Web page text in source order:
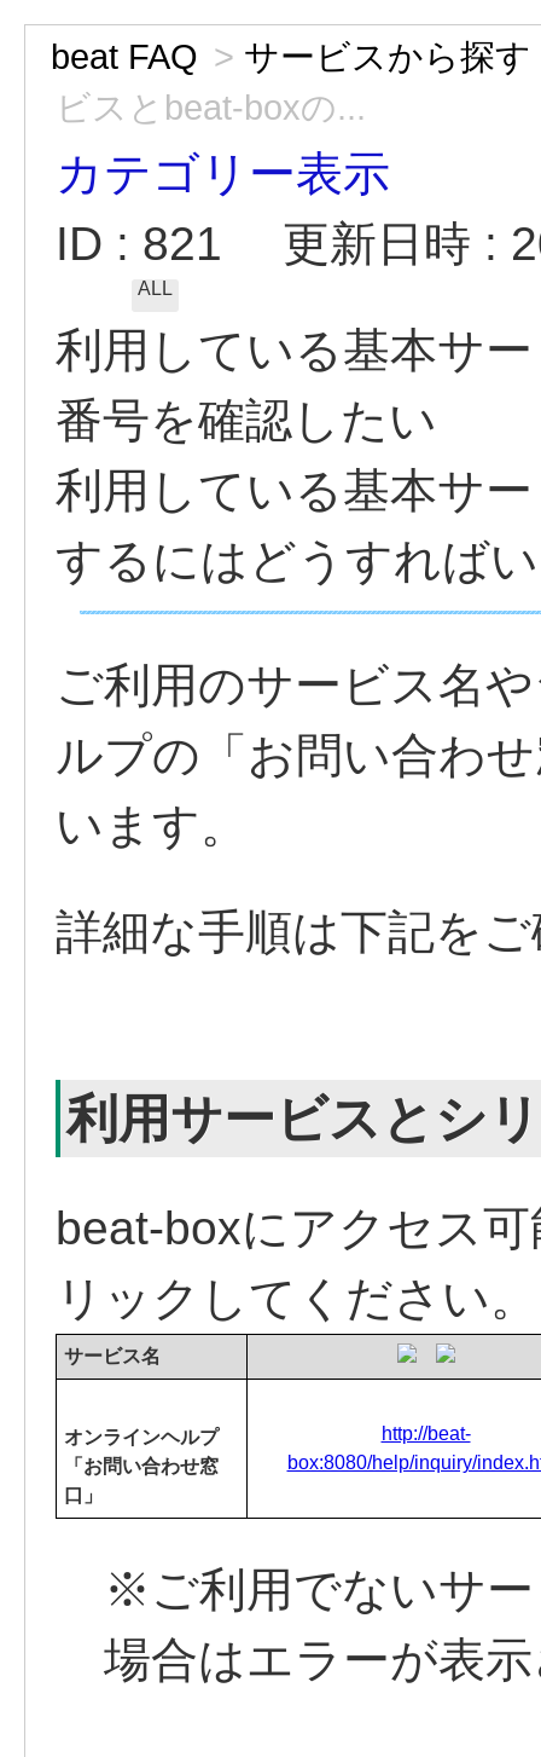
beat FAQ > サービスから探す
ビスとbeat-boxの...
カテゴリー表示
ID : 821
更新日時 :
ALL
利用している基本サ
番号を確認したい
利用している基本サ
するにはどうすれば
ご利用のサービス名
ルプの「お問い合わ
います。
詳細な手順は下記を
利用サービスとシ
beat-boxにアクセス
リックしてください。
サービス名
オンラインヘルプ
「お問い合わせ窓
口」
http://beat-
box:8080/help/inquiry/
※ご利用でないサ
場合はエラーが表